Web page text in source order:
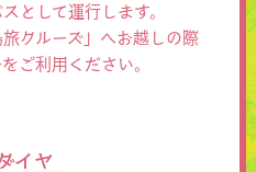
として運行します。
クルーズ」へお越しの際
ご利用ください。
イヤ